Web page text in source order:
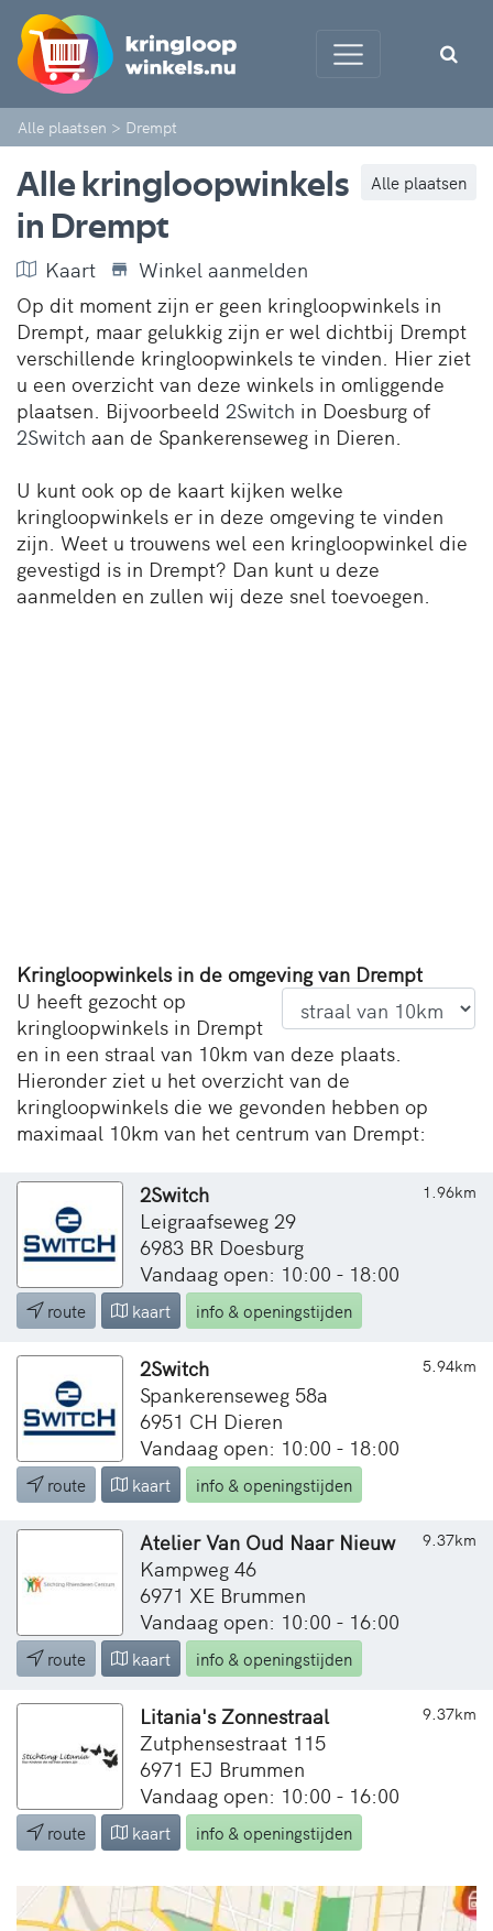
Alle plaatsen > Drempt
Alle plaatsen
Alle kringloopwinkels
in Drempt
Kaart
Winkel aanmelden
Op dit moment zijn er geen kringloopwinkels in
Drempt, maar gelukkig zijn er wel dichtbij Drempt
verschillende kringloopwinkels te vinden. Hier ziet
u een overzicht van deze winkels in omliggende
plaatsen. Bijvoorbeeld 2Switch in Doesburg of
2Switch aan de Spankerenseweg in Dieren.
U kunt ook op de kaart kijken welke
kringloopwinkels er in deze omgeving te vinden
zijn. Weet u trouwens wel een kringloopwinkel die
gevestigd is in Drempt? Dan kunt u deze
aanmelden en zullen wij deze snel toevoegen.
Kringloopwinkels in de omgeving van Drempt
U heeft gezocht op
kringloopwinkels in Drempt
en in een straal van 10km van deze plaats.
Hieronder ziet u het overzicht van de
kringloopwinkels die we gevonden hebben op
maximaal 10km van het centrum van Drempt:
1.96km
2Switch
Leigraafseweg 29
6983 BR Doesburg
Vandaag open: 10:00 - 18:00
route kaart info & openingstijden
5.94km
2Switch
Spankerenseweg 58a
6951 CH Dieren
Vandaag open: 10:00 - 18:00
route kaart info & openingstijden
9.37km
Atelier Van Oud Naar Nieuw
Kampweg 46
6971 XE Brummen
Vandaag open: 10:00 - 16:00
route kaart info & openingstijden
9.37km
Litania's Zonnestraal
Zutphensestraat 115
6971 EJ Brummen
Vandaag open: 10:00 - 16:00
route kaart info & openingstijden